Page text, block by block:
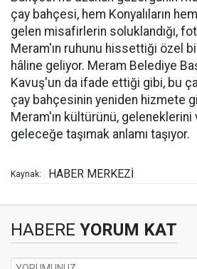
çay bahçesi, hem Konyalıların
gelen misafirlerin soluklandığı,
Meram'ın ruhunu hissettiği özel
hâline geliyor. Meram Belediye
Kavuş'un da ifade ettiği gibi, bu
çay bahçesinin yeniden hizmete
Meram'ın kültürünü, geleneklerini
geleceğe taşımak anlamı taşıyor.
Kaynak: HABER MERKEZİ
HABERE YORUM KAT